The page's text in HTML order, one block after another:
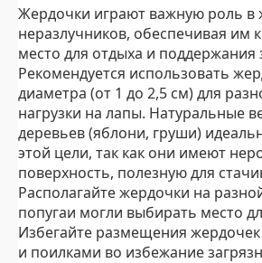
Жердочки играют важную роль в
неразлучников, обеспечивая им
место для отдыха и поддержания
Рекомендуется использовать
диаметра (от 1 до 2,5 см) для
нагрузки на лапы. Натуральные
деревьев (яблони, груши)
этой цели, так как они имеют
поверхность, полезную для
Располагайте жердочки на
попугаи могли выбирать место
Избегайте размещения
и поилками во избежание